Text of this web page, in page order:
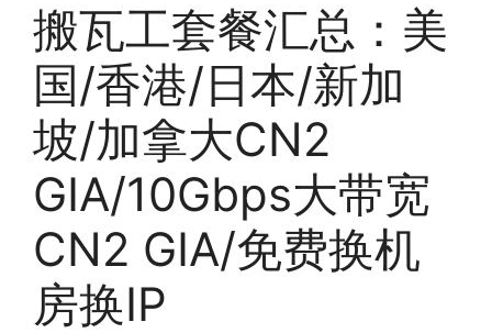
搬瓦工套餐汇总：美
国/香港/日本/新加
坡/加拿大CN2
GIA/10Gbps大带宽
CN2 GIA/免费换机
房换IP